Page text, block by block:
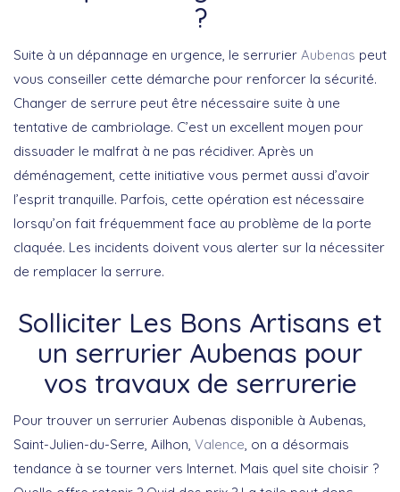
?
Suite à un dépannage en urgence, le serrurier Aubenas peut
vous conseiller cette démarche pour renforcer la sécurité.
Changer de serrure peut être nécessaire suite à une
tentative de cambriolage. C’est un excellent moyen pour
dissuader le malfrat à ne pas récidiver. Après un
déménagement, cette initiative vous permet aussi d’avoir
l’esprit tranquille. Parfois, cette opération est nécessaire
lorsqu’on fait fréquemment face au problème de la porte
claquée. Les incidents doivent vous alerter sur la nécessiter
de remplacer la serrure.
Solliciter Les Bons Artisans et
un serrurier Aubenas pour
vos travaux de serrurerie
Pour trouver un serrurier Aubenas disponible à Aubenas,
Saint-Julien-du-Serre, Ailhon, Valence , on a désormais
tendance à se tourner vers Internet. Mais quel site choisir ?